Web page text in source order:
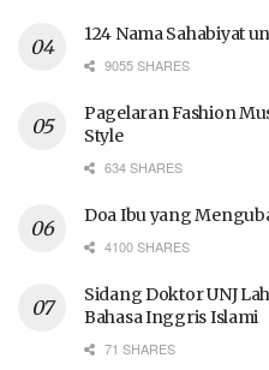
124 Nama Sahabiyat
9055 SHARES
Pagelaran Fashion
Style
634 SHARES
Doa Ibu yang
4100 SHARES
Sidang Doktor UNJ
Bahasa Inggris Islami
71 SHARES